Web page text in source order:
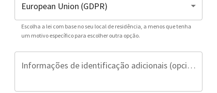
Escolha a lei com base no seu local de residência, a menos que tenha
um motivo específico para escolher outra opção.
Informações de identificação adicionais (opcional)